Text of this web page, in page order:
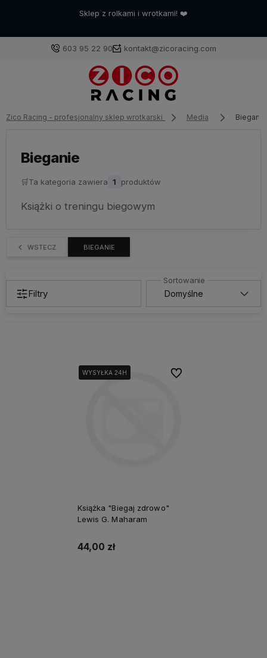
Sklep z rolkami i wrotkami! ❤️
603 95 22 90 kontakt@zicoracing.com
Wybierz coś dla siebie z naszej aktualnej oferty lub
zaloguj się, aby przywrócić dodane produkty do listy
Zico Racing - profesjonalny sklep wrotkarski Media Bieganie
Bieganie
🛒Ta kategoria zawiera 1 produktów
Książki o treningu biegowym
WSTECZ BIEGANIE
Filtry
WYSYŁKA 24H
WYSYŁKA 24H
Książka "Biegaj zdrowo"
Lewis G. Maharam
44,00 zł
Do ulubionych